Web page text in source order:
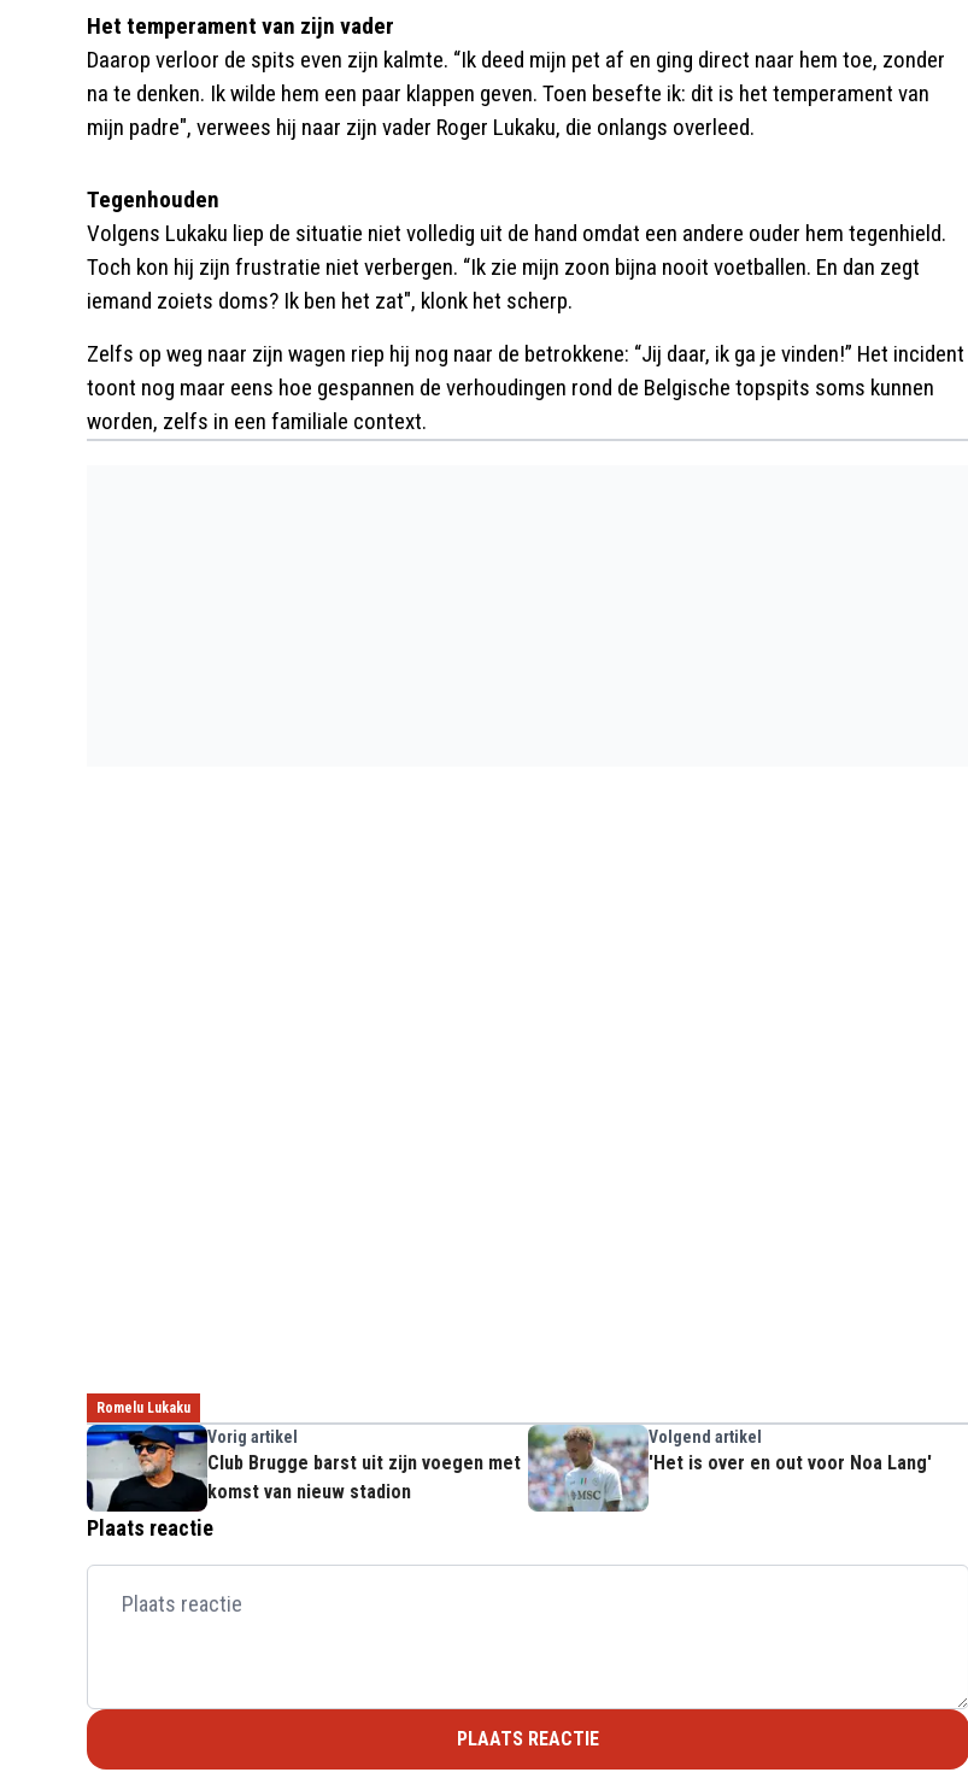
Het temperament van zijn vader
Daarop verloor de spits even zijn kalmte. “Ik deed mijn pet af en ging direct naar hem toe, zonder
na te denken. Ik wilde hem een paar klappen geven. Toen besefte ik: dit is het temperament van
mijn padre", verwees hij naar zijn vader Roger Lukaku, die onlangs overleed.
Tegenhouden
Volgens Lukaku liep de situatie niet volledig uit de hand omdat een andere ouder hem tegenhield.
Toch kon hij zijn frustratie niet verbergen. “Ik zie mijn zoon bijna nooit voetballen. En dan zegt
iemand zoiets doms? Ik ben het zat", klonk het scherp.
Zelfs op weg naar zijn wagen riep hij nog naar de betrokkene: “Jij daar, ik ga je vinden!” Het incident
toont nog maar eens hoe gespannen de verhoudingen rond de Belgische topspits soms kunnen
worden, zelfs in een familiale context.
Romelu Lukaku
Vorig artikel
Club Brugge barst uit zijn voegen met
komst van nieuw stadion
Volgend artikel
'Het is over en out voor Noa Lang'
Plaats reactie
PLAATS REACTIE